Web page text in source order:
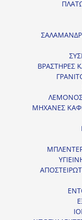
ΒΡΑΣΤΗΡΕΣ
ΜΗΧΑΝΕΣ